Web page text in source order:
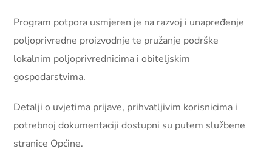
Program potpora usmjeren je na razvoj i unapređenje
poljoprivredne proizvodnje te pružanje podrške
lokalnim poljoprivrednicima i obiteljskim
gospodarstvima.
Detalji o uvjetima prijave, prihvatljivim korisnicima i
potrebnoj dokumentaciji dostupni su putem službene
stranice Općine.